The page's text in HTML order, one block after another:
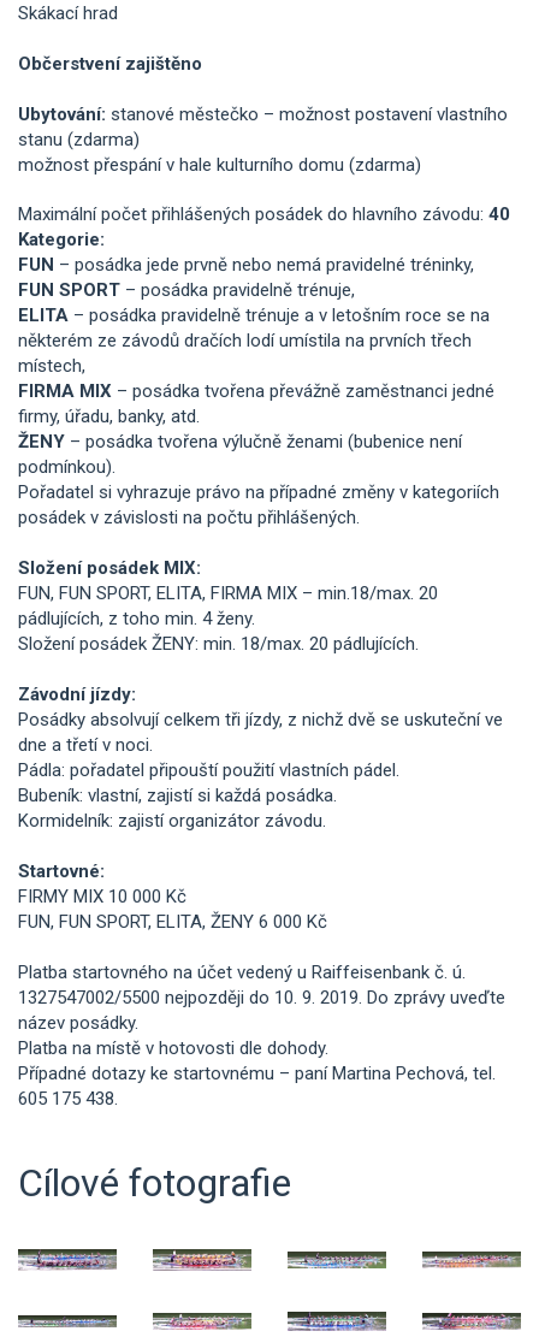
Skákací hrad
Občerstvení zajištěno
Ubytování: stanové městečko – možnost postavení vlastního
stanu (zdarma)
možnost přespání v hale kulturního domu (zdarma)
Maximální počet přihlášených posádek do hlavního závodu: 40
Kategorie:
FUN – posádka jede prvně nebo nemá pravidelné tréninky,
FUN SPORT – posádka pravidelně trénuje,
ELITA – posádka pravidelně trénuje a v letošním roce se na
některém ze závodů dračích lodí umístila na prvních třech
místech,
FIRMA MIX – posádka tvořena převážně zaměstnanci jedné
firmy, úřadu, banky, atd.
ŽENY – posádka tvořena výlučně ženami (bubenice není
podmínkou).
Pořadatel si vyhrazuje právo na případné změny v kategoriích
posádek v závislosti na počtu přihlášených.
Složení posádek MIX:
FUN, FUN SPORT, ELITA, FIRMA MIX – min.18/max. 20
pádlujících, z toho min. 4 ženy.
Složení posádek ŽENY: min. 18/max. 20 pádlujících.
Závodní jízdy:
Posádky absolvují celkem tři jízdy, z nichž dvě se uskuteční ve
dne a třetí v noci.
Pádla: pořadatel připouští použití vlastních pádel.
Bubeník: vlastní, zajistí si každá posádka.
Kormidelník: zajistí organizátor závodu.
Startovné:
FIRMY MIX 10 000 Kč
FUN, FUN SPORT, ELITA, ŽENY 6 000 Kč
Platba startovného na účet vedený u Raiffeisenbank č. ú.
1327547002/5500 nejpozději do 10. 9. 2019. Do zprávy uveďte
název posádky.
Platba na místě v hotovosti dle dohody.
Případné dotazy ke startovnému – paní Martina Pechová, tel.
605 175 438.
Cílové fotografie